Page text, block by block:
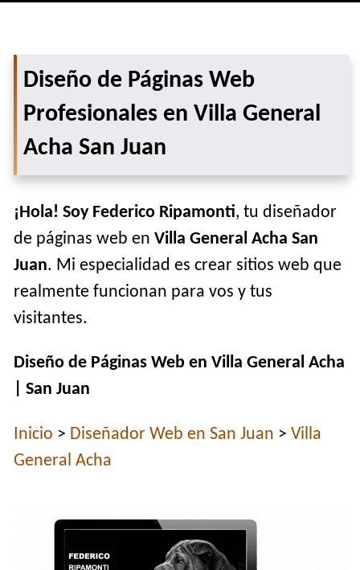
Diseño de Páginas Web
Profesionales en Villa General
Acha San Juan
¡Hola! Soy Federico Ripamonti, tu diseñador
de páginas web enVilla General Acha San
Juan. Mi especialidad es crear sitios web que
realmente funcionan para vos y tus
visitantes.
Diseño de Páginas Web en Villa General Acha
| San Juan
Inicio > Diseñador Web en San Juan >Villa
General Acha